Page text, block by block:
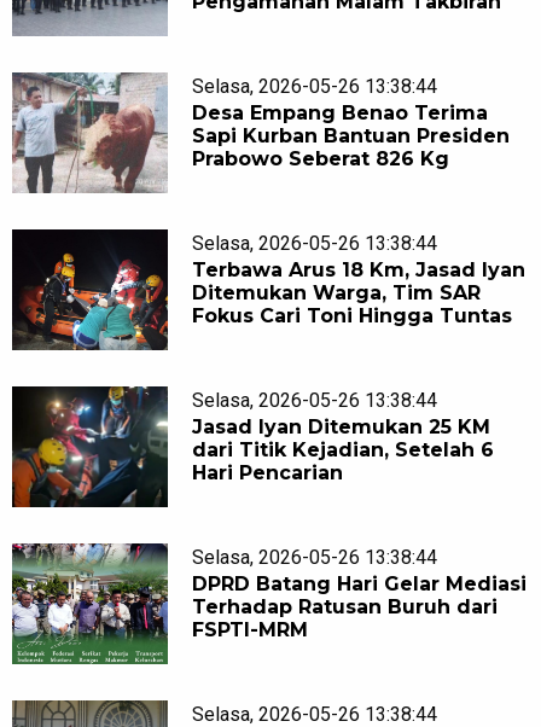
Selasa, 2026-05-26 13:38:44
Desa Empang Benao Terima
Sapi Kurban Bantuan Presiden
Prabowo Seberat 826 Kg
Selasa, 2026-05-26 13:38:44
Terbawa Arus 18 Km, Jasad Iyan
Ditemukan Warga, Tim SAR
Fokus Cari Toni Hingga Tuntas
Selasa, 2026-05-26 13:38:44
Jasad Iyan Ditemukan 25 KM
dari Titik Kejadian, Setelah 6
Hari Pencarian
Selasa, 2026-05-26 13:38:44
DPRD Batang Hari Gelar Mediasi
Terhadap Ratusan Buruh dari
FSPTI-MRM
Selasa, 2026-05-26 13:38:44